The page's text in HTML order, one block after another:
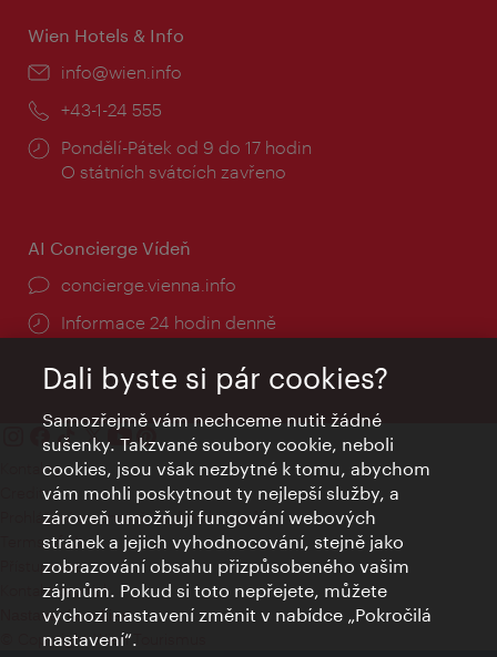
Wien Hotels & Info
E-
info@wien.info
Telefon:
+43-1-24 555
Provozní
doba:
Pondělí-Pátek od 9 do 17 hodin
O státních svátcích zavřeno
AI Concierge Vídeň
concierge.vienna.info
Informace 24 hodin denně
Kontakty
Credits
Prohlášení o ochraně osobních údajů
Terms of Use
Přístupnost
Kontakt pro tisk
Nastavení cookies
© Copyright Wien Tourismus
Dali byste si pár cookies?
Samozřejmě vám nechceme nutit žádné
sušenky. Takzvané soubory cookie, neboli
cookies, jsou však nezbytné k tomu, abychom
vám mohli poskytnout ty nejlepší služby, a
zároveň umožňují fungování webových
stránek a jejich vyhodnocování, stejně jako
zobrazování obsahu přizpůsobeného vašim
zájmům. Pokud si toto nepřejete, můžete
výchozí nastavení změnit v nabídce „Pokročilá
nastavení“.